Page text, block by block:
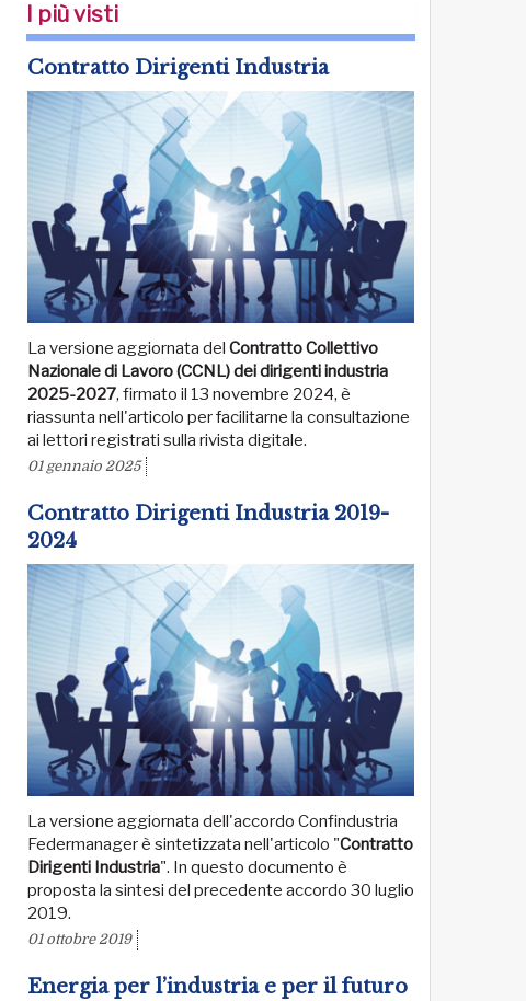
I più visti
Contratto Dirigenti Industria
La versione aggiornata del Contratto Collettivo
Nazionale di Lavoro (CCNL) dei dirigenti industria
2025-2027, firmato il 13 novembre 2024, è
riassunta nell'articolo per facilitarne la consultazione
ai lettori registrati sulla rivista digitale.
01 gennaio 2025
Contratto Dirigenti Industria 2019-
2024
La versione aggiornata dell'accordo Confindustria
Federmanager è sintetizzata nell'articolo "Contratto
Dirigenti Industria". In questo documento è
proposta la sintesi del precedente accordo 30 luglio
2019.
01 ottobre 2019
Energia per l’industria e per il futuro